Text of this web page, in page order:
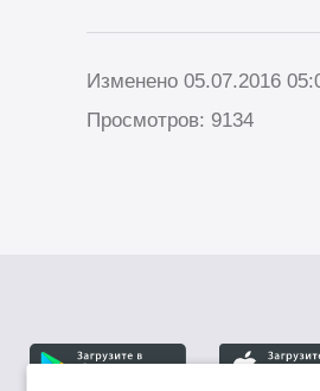
Изменено 05.07.2016
Просмотров: 9134